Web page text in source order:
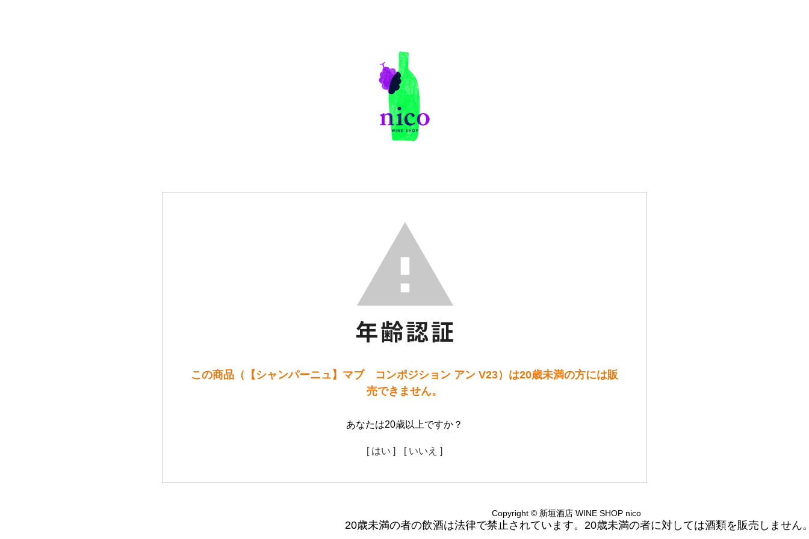
この商品（【シャンパーニュ】マブ コンポジション アン V23）は20歳未満の方には販
売できません。
あなたは20歳以上ですか？
[ はい ] [ いいえ ]
Copyright © 新垣酒店 WINE SHOP nico
20歳未満の者の飲酒は法律で禁止されています。20歳未満の者に対しては酒類を販売しません